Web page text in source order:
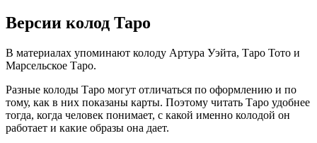
Версии колод Таро
В материалах упоминают колоду Артура Уэйта, Таро Тото и
Марсельское Таро.
Разные колоды Таро могут отличаться по оформлению и по
тому, как в них показаны карты. Поэтому читать Таро удобнее
тогда, когда человек понимает, с какой именно колодой он
работает и какие образы она дает.